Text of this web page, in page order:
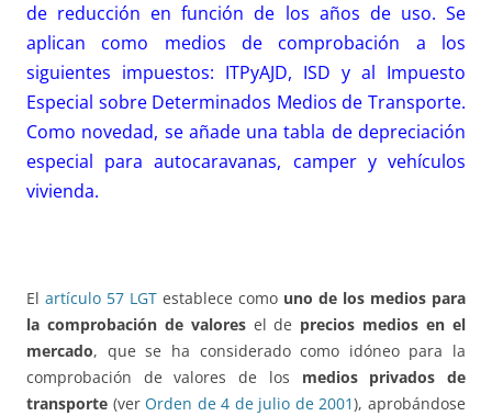
de reducción en función de los años de uso. Se
aplican como medios de comprobación a los
siguientes impuestos: ITPyAJD, ISD y al Impuesto
Especial sobre Determinados Medios de Transporte.
Como novedad, se añade una tabla de depreciación
especial para autocaravanas, camper y vehículos
vivienda.
El artículo 57 LGT establece como uno de los medios para
la comprobación de valoresel de precios medios en el
mercado, que se ha considerado como idóneo para la
comprobación de valores de los medios privados de
transporte (verOrden de 4 de julio de 2001), aprobándose